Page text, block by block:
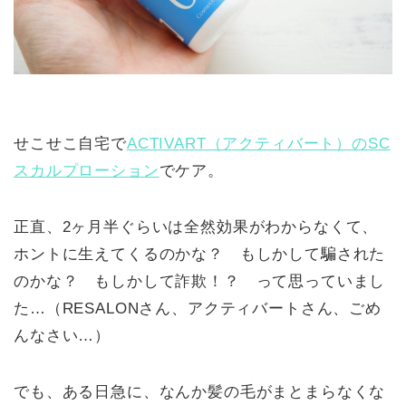
せこせこ自宅でACTIVART（アクティバート）のSC
スカルプローションでケア。
正直、2ヶ月半ぐらいは全然効果がわからなくて、
ホントに生えてくるのかな？ もしかして騙された
のかな？ もしかして詐欺！？ って思っていまし
た…（RESALONさん、アクティバートさん、ごめ
んなさい…）
でも、ある日急に、なんか髪の毛がまとまらなくな